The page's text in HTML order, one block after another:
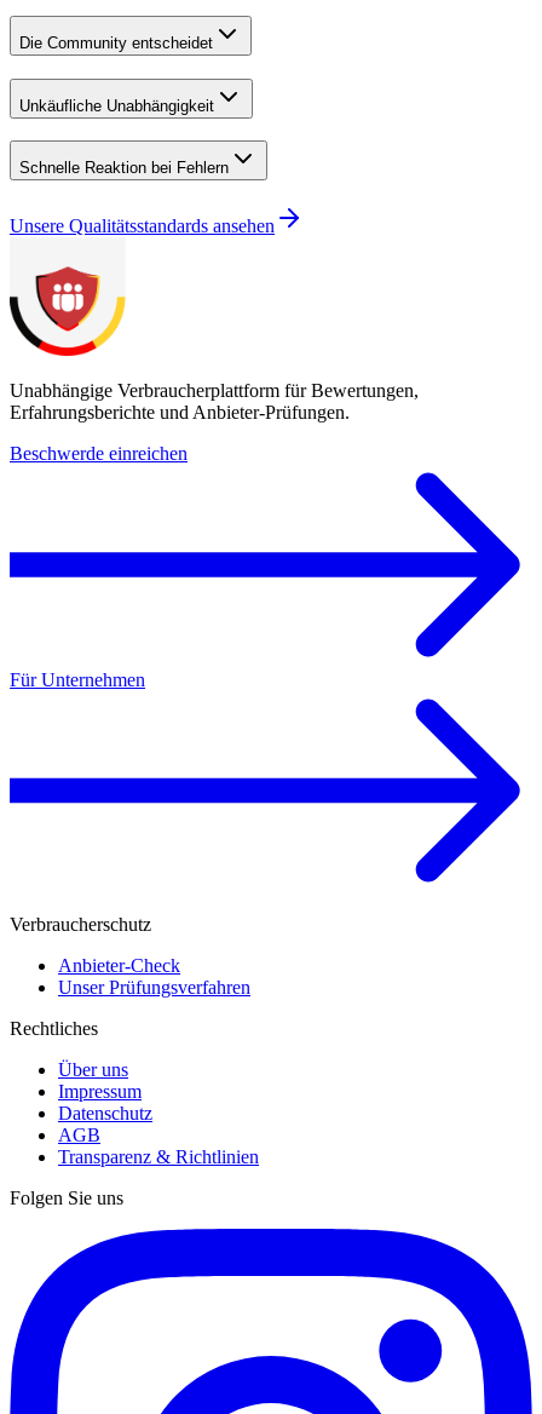
Die Community entscheidet
Unkäufliche Unabhängigkeit
Schnelle Reaktion bei Fehlern
Unsere Qualitätsstandards ansehen
Unabhängige Verbraucherplattform für Bewertungen,
Erfahrungsberichte und Anbieter-Prüfungen.
Beschwerde einreichen
Für Unternehmen
Verbraucherschutz
Anbieter-Check
Unser Prüfungsverfahren
Rechtliches
Über uns
Impressum
Datenschutz
AGB
Transparenz & Richtlinien
Folgen Sie uns